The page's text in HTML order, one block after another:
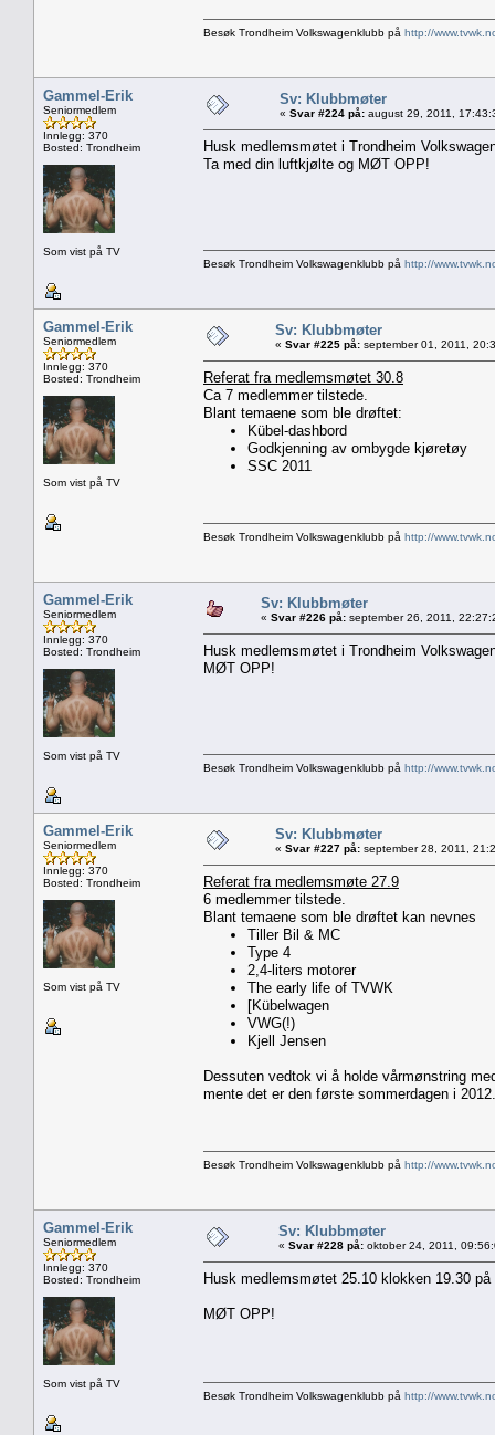
Besøk Trondheim Volkswagenklubb på http://
Gammel-Erik
Seniormedlem
Innlegg: 370
Bosted: Trondheim
Som vist på TV
Sv: Klubbmøter
« Svar #224 på: august 29, 2011,
Husk medlemsmøtet i Trondheim
Ta med din luftkjølte og MØT OPP!
Besøk Trondheim Volkswagenklubb på http://
Gammel-Erik
Seniormedlem
Innlegg: 370
Bosted: Trondheim
Som vist på TV
Sv: Klubbmøter
« Svar #225 på: september 01, 2011,
Referat fra medlemsmøtet 30.8
Ca 7 medlemmer tilstede.
Blant temaene som ble drøftet:
Kübel-dashbord
Godkjenning av ombygde kjøretøy
SSC 2011
Besøk Trondheim Volkswagenklubb på http://
Gammel-Erik
Seniormedlem
Innlegg: 370
Bosted: Trondheim
Som vist på TV
Sv: Klubbmøter
« Svar #226 på: september 26, 2011,
Husk medlemsmøtet i Trondheim
MØT OPP!
Besøk Trondheim Volkswagenklubb på http://
Gammel-Erik
Seniormedlem
Innlegg: 370
Bosted: Trondheim
Som vist på TV
Sv: Klubbmøter
« Svar #227 på: september 28, 2011,
Referat fra medlemsmøte 27.9
6 medlemmer tilstede.
Blant temaene som ble drøftet kan nevnes
Tiller Bil & MC
Type 4
2,4-liters motorer
The early life of TVWK
[Kübelwagen
VWG(!)
Kjell Jensen
Dessuten vedtok vi å holde vårmønstring
mente det er den første sommerdagen i 2012.
Besøk Trondheim Volkswagenklubb på http://
Gammel-Erik
Seniormedlem
Innlegg: 370
Bosted: Trondheim
Som vist på TV
Sv: Klubbmøter
« Svar #228 på: oktober 24, 2011,
Husk medlemsmøtet 25.10 klokken 19.30
MØT OPP!
Besøk Trondheim Volkswagenklubb på http://